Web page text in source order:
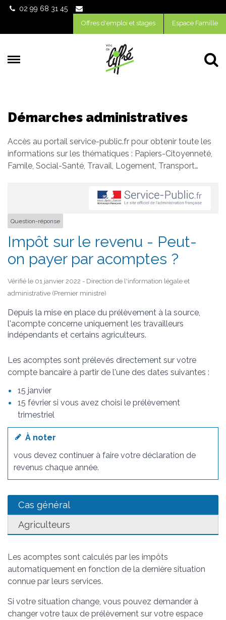
Gestion des traceurs
02 99 68 31 45
Offres d'emploi et stages Espace Famille
Démarches administratives
Accès au portail service-public.fr pour obtenir toute les
informations sur les thématiques : Papiers-Citoyenneté,
Famile, Social-Santé, Travail, Logement, Transport…
Question-réponse
Impôt sur le revenu - Peut-
on payer par acomptes ?
Vérifié le 01 janvier 2022 - Direction de l'information légale et
administrative (Premier ministre)
Depuis la mise en place du prélèvement à la source,
l'acompte concerne uniquement les travailleurs
indépendants et certains agriculteurs.
Les acomptes sont prélevés directement sur votre
compte bancaire à partir de l'une des dates suivantes :
15 janvier
15 février si vous avez choisi le prélèvement
trimestriel
À noter
vous devez continuer à faire votre déclaration de
revenus chaque année.
Cas général
Agriculteurs
Les acomptes sont calculés par les impôts
automatiquement en fonction de la dernière situation
connue par leurs services.
Si votre situation change, vous pouvez demander à
changer votre taux de prélèvement sur votre espace